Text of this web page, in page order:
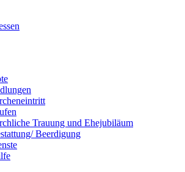
Trauung und Ehejubiläum
Beerdigung